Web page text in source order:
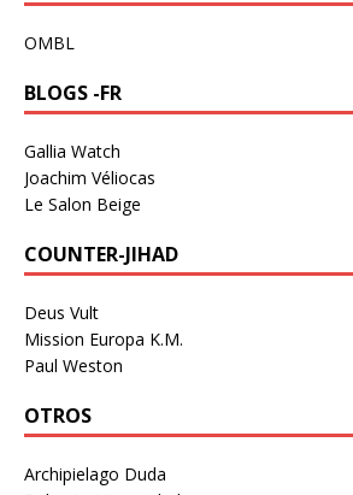
OMBL
BLOGS -FR
Gallia Watch
Joachim Véliocas
Le Salon Beige
COUNTER-JIHAD
Deus Vult
Mission Europa K.M.
Paul Weston
OTROS
Archipielago Duda